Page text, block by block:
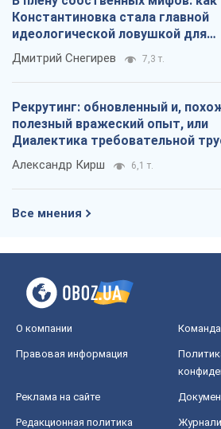
Константиновка стала главной
идеологической ловушкой для
российских оккупантов
Дмитрий Снегирев 7,3 т.
Рекрутинг: обновленный и,
полезный вражеский опыт, или
Диалектика требовательной
Александр Кирш 6,1 т.
Все мнения
О компании Команда
Правовая информация
Реклама на сайте
Редакционная политика